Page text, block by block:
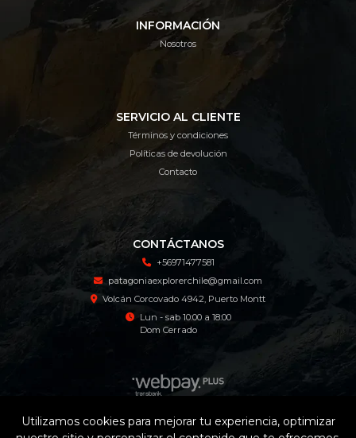
INFORMACIÓN
Nosotros
SERVICIO AL CLIENTE
Términos y condiciones
Políticas de devolución
Contacto
CONTÁCTANOS
+56971477581
patagoniaexplorerchile@gmail.com
Volcán Corcovado 4942, Puerto Montt
Lun - sab 10:00 a 18:00
Dom Cerrado
Utilizamos cookies para mejorar tu experiencia, optimizar